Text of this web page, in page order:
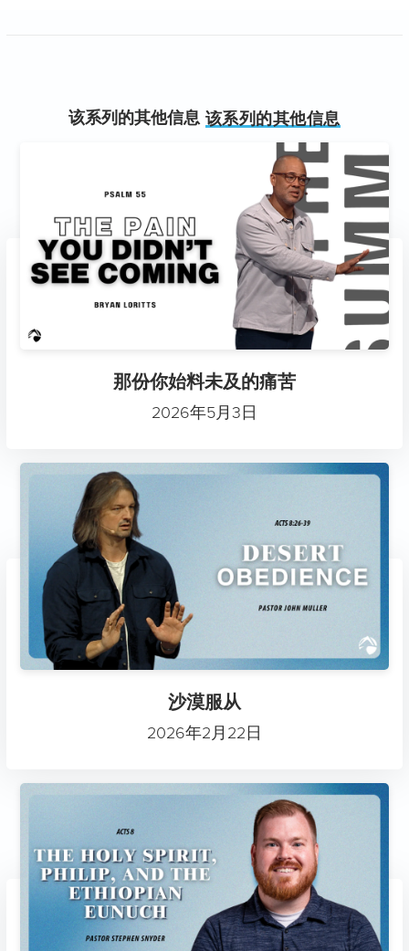
该系列的其他信息该系列的其他信息
那份你始料未及的痛苦
2026年5月3日
沙漠服从
2026年2月22日